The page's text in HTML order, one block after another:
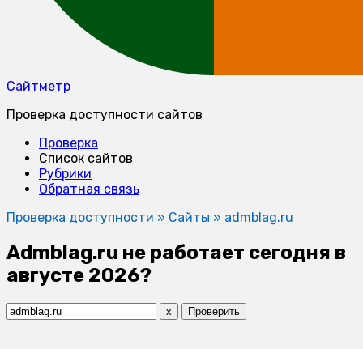
Сайтметр
Проверка доступности сайтов
Проверка
Список сайтов
Рубрики
Обратная связь
Проверка доступности » Сайты » admblag.ru
Admblag.ru не работает сегодня в
августе 2026?
x Проверить